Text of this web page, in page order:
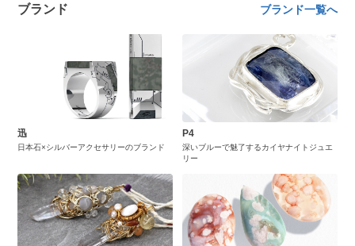
ブランド ブランド一覧へ
迅
日本石×シルバーアクセサリーのブランド
P4
深いブルーで魅了するカイヤナイトジュエ
リー